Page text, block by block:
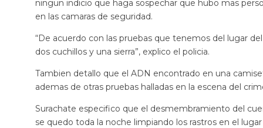
ningun indicio que haga sospechar que hubo mas
en las camaras de seguridad.
“De acuerdo con las pruebas que tenemos del lugar
dos cuchillos y una sierra”, explico el policia.
Tambien detallo que el ADN encontrado en una
ademas de otras pruebas halladas en la escena del
Surachate especifico que el desmembramiento del
se quedo toda la noche limpiando los rastros en el